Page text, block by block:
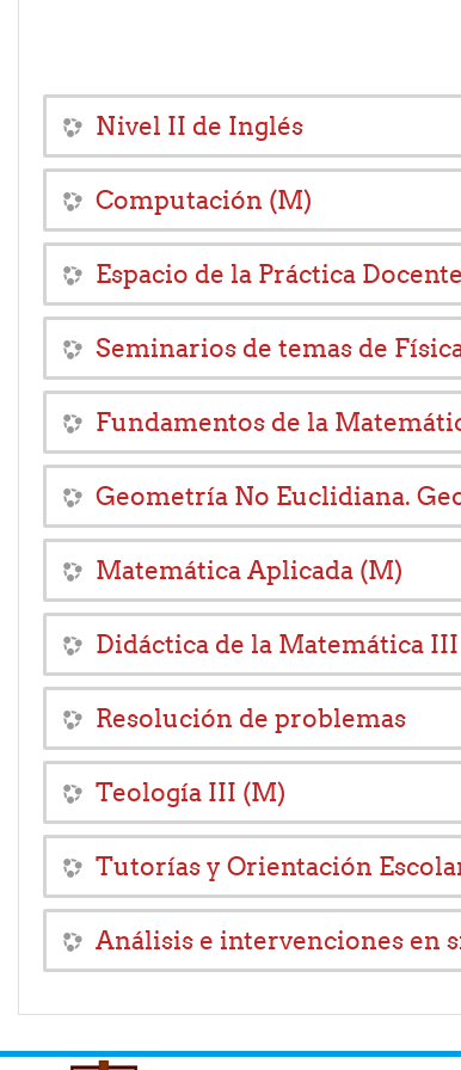
Nivel II de Inglés
Computación (M)
Espacio de la Práctica
Seminarios de temas de
Fundamentos de la
Geometría No Euclidiana.
Matemática Aplicada (M)
Didáctica de la Matemática III
Resolución de problemas
Teología III (M)
Tutorías y Orientación
Análisis e intervenciones en